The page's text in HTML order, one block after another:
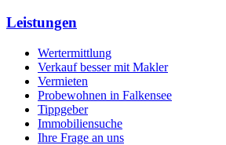
Leistungen
Wertermittlung
Verkauf besser mit Makler
Vermieten
Probewohnen in Falkensee
Tippgeber
Immobiliensuche
Ihre Frage an uns